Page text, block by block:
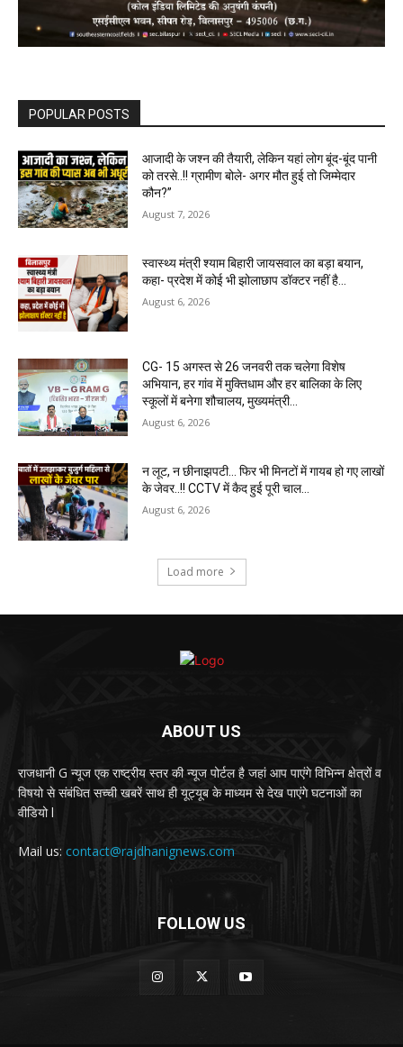
POPULAR POSTS
आजादी के जश्न की तैयारी, लेकिन यहां लोग बूंद-बूंद पानी
को तरसे..!! ग्रामीण बोले- अगर मौत हुई तो जिम्मेदार
कौन?”
August 7, 2026
स्वास्थ्य मंत्री श्याम बिहारी जायसवाल का बड़ा बयान,
कहा- प्रदेश में कोई भी झोलाछाप डॉक्टर नहीं है…
August 6, 2026
CG- 15 अगस्त से 26 जनवरी तक चलेगा विशेष
अभियान, हर गांव में मुक्तिधाम और हर बालिका के लिए
स्कूलों में बनेगा शौचालय, मुख्यमंत्री...
August 6, 2026
न लूट, न छीनाझपटी… फिर भी मिनटों में गायब हो गए लाखों
के जेवर..!! CCTV में कैद हुई पूरी चाल…
August 6, 2026
Load more
ABOUT US
राजधानी G न्यूज एक राष्ट्रीय स्तर की न्यूज पोर्टल है जहां आप पाएंगे विभिन्न क्षेत्रों व
विषयो से संबंधित सच्ची खबरें साथ ही यूट्यूब के माध्यम से देख पाएंगे घटनाओं का
वीडियो l
Mail us: contact@rajdhanignews.com
FOLLOW US